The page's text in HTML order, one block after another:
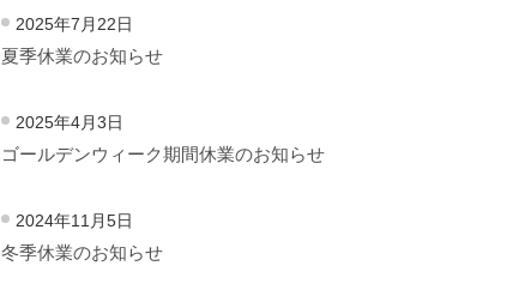
2025年7月22日
夏季休業のお知らせ
2025年4月3日
ゴールデンウィーク期間休業のお知らせ
2024年11月5日
冬季休業のお知らせ